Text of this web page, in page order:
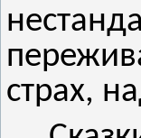
страх,